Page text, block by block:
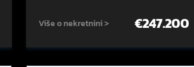
Više o nekretnini > €247.200